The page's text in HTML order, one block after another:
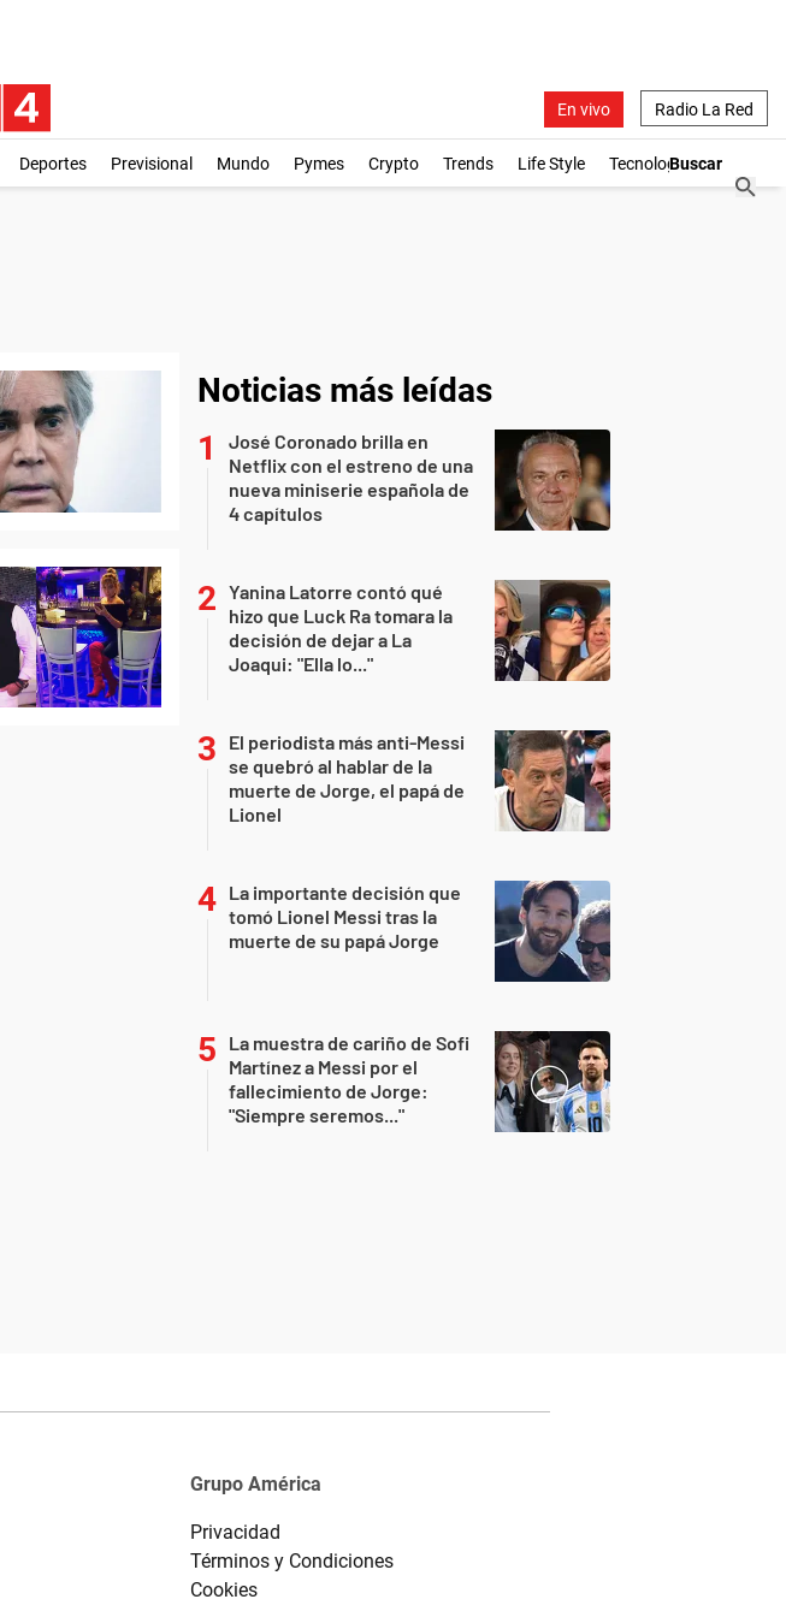
En vivo Radio La Red
Deportes Previsional Mundo Pymes Crypto Trends Life Style Tecnología
Noticias más leídas
José Coronado brilla en
Netflix con el estreno de una
nueva miniserie española de
4 capítulos
Yanina Latorre contó qué
hizo que Luck Ra tomara la
decisión de dejar a La
Joaqui: "Ella lo..."
El periodista más anti-Messi
se quebró al hablar de la
muerte de Jorge, el papá de
Lionel
La importante decisión que
tomó Lionel Messi tras la
muerte de su papá Jorge
La muestra de cariño de Sofi
Martínez a Messi por el
fallecimiento de Jorge:
"Siempre seremos..."
Grupo América
Privacidad
Términos y Condiciones
Cookies